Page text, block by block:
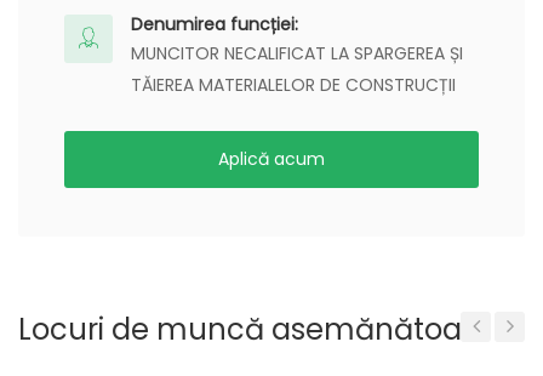
Denumirea funcției:
MUNCITOR NECALIFICAT LA SPARGEREA ȘI
TĂIEREA MATERIALELOR DE CONSTRUCȚII
Aplică acum
Locuri de muncă asemănătoare